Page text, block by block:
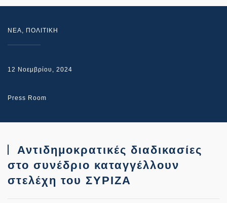
NEA, ΠΟΛΙΤΙΚΗ
12 Νοεμβρίου, 2024
Press Room
Αντιδημοκρατικές διαδικασίες
στο συνέδριο καταγγέλλουν
στελέχη του ΣΥΡΙΖΑ